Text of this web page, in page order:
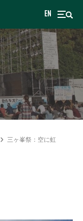
EN
三ヶ峯祭：空に虹